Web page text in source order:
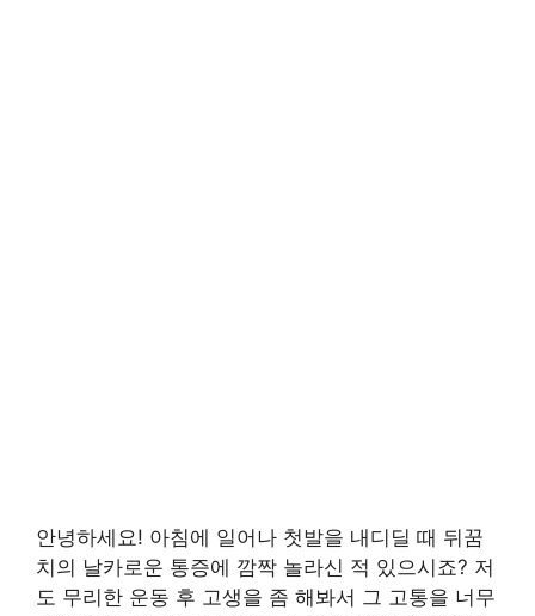
안녕하세요! 아침에 일어나 첫발을 내디딜 때 뒤꿈
치의 날카로운 통증에 깜짝 놀라신 적 있으시죠? 저
도 무리한 운동 후 고생을 좀 해봐서 그 고통을 너무